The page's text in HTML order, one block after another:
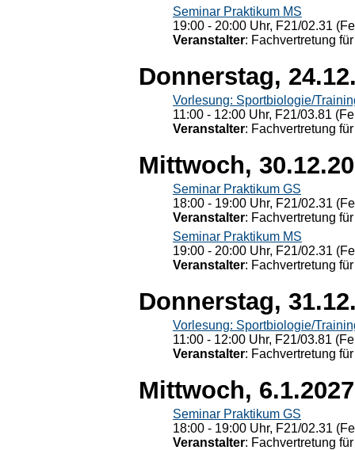
Seminar Praktikum MS
19:00 - 20:00 Uhr, F21/02.31
Veranstalter: Fachvertretung
Donnerstag,
Vorlesung: Sportbiologie/
11:00 - 12:00 Uhr, F21/03.81
Veranstalter: Fachvertretung
Mittwoch,
Seminar Praktikum GS
18:00 - 19:00 Uhr, F21/02.31
Veranstalter: Fachvertretung
Seminar Praktikum MS
19:00 - 20:00 Uhr, F21/02.31
Veranstalter: Fachvertretung
Donnerstag,
Vorlesung: Sportbiologie/
11:00 - 12:00 Uhr, F21/03.81
Veranstalter: Fachvertretung
Mittwoch, 6.1.2027
Seminar Praktikum GS
18:00 - 19:00 Uhr, F21/02.31
Veranstalter: Fachvertretung